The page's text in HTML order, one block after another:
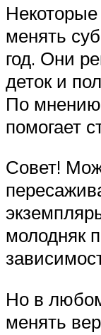
менять
год. Они
деток и
По мнению
помогает
Совет!
молодняк
Но в
менять